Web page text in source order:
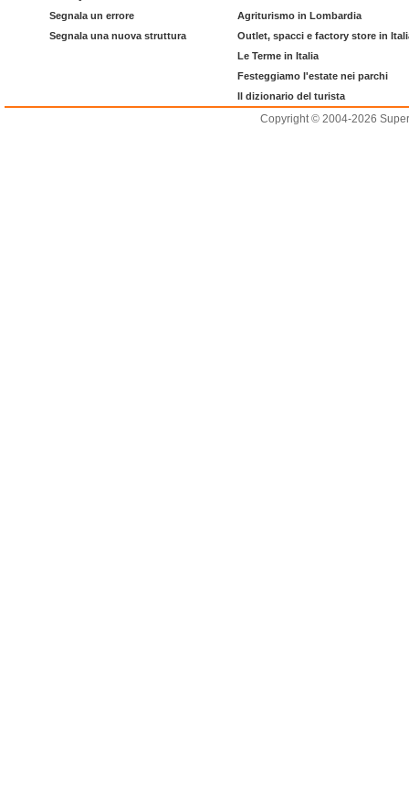
Segnala un errore
Segnala una nuova struttura
Agriturismo in Lombardia
Outlet, spacci e factory store in
Le Terme in Italia
Festeggiamo l'estate nei parchi
Il dizionario del turista
Copyright © 2004-2026